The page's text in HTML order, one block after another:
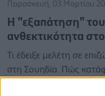
Παρασκευή, 03 Μαρτίου
Η "εξαπάτηση"
ανθεκτικότητα
Τι έδειξε μελέτη σε
στη Σουηδία. Πώς